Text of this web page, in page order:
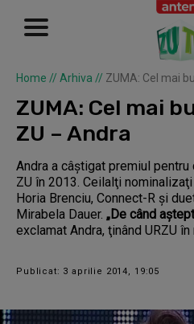
Home // Arhiva // ZUMA: Cel mai
ZUMA: Cel mai
ZU – Andra
Andra a câştigat premiul
ZU în 2013. Ceilalţi
Horia Brenciu, Connect-R şi
Mirabela Dauer. „De când
exclamat Andra, ţinând URZU în
Publicat: 3 aprilie 2014, 19:05